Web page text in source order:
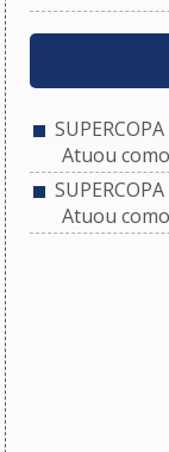
SUPERCOPA
Atuou
SUPERCOPA
Atuou